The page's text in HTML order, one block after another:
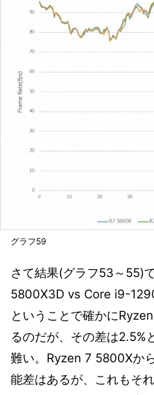
グラフ59
さて結果(グラフ53～55)
5800X3D vs Core i9-
ということで確かに
るのだが、その差は2.5%
難い。Ryzen 7 5800Xか
能差はあるが、これもそ